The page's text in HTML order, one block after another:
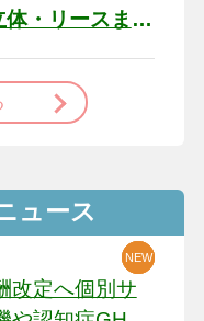
・リースま
ュース
改定へ個別サ
NEW
NEW
NEW